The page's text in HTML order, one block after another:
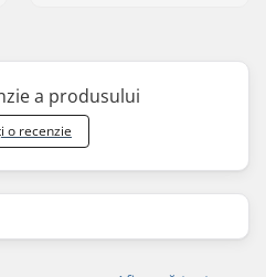
a produsului
o recenzie